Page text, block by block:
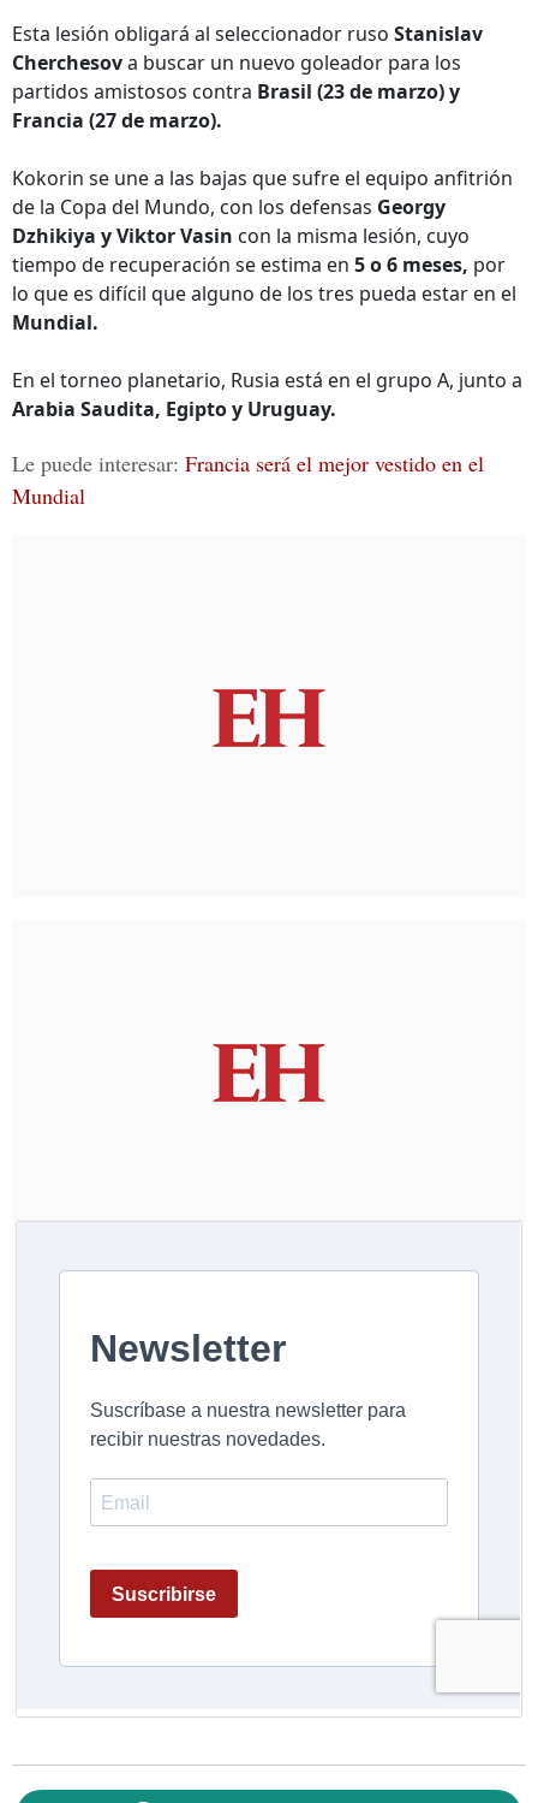
Esta lesión obligará al seleccionador ruso Stanislav
Cherchesova buscar un nuevo goleador para los
partidos amistosos contra Brasil (23 de marzo) y
Francia (27 de marzo).
Kokorin se une a las bajas que sufre el equipo anfitrión
de la Copa del Mundo, con los defensas Georgy
Dzhikiya y Viktor Vasin con la misma lesión, cuyo
tiempo de recuperación se estima en 5 o 6 meses, por
lo que es difícil que alguno de los tres pueda estar en el
Mundial.
En el torneo planetario, Rusia está en el grupo A, junto a
Arabia Saudita, Egipto y Uruguay.
Le puede interesar: Francia será el mejor vestido en el
Mundial